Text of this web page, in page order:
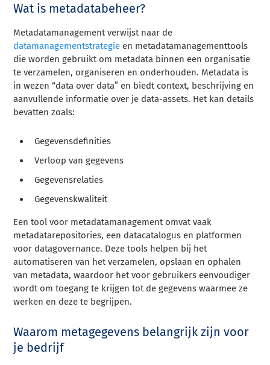
Wat is metadatabeheer?
Metadatamanagement verwijst naar de
datamanagementstrategie en metadatamanagementtools
die worden gebruikt om metadata binnen een organisatie
te verzamelen, organiseren en onderhouden. Metadata is
in wezen “data over data” en biedt context, beschrijving en
aanvullende informatie over je data-assets. Het kan details
bevatten zoals:
Gegevensdefinities
Verloop van gegevens
Gegevensrelaties
Gegevenskwaliteit
Een tool voor metadatamanagement omvat vaak
metadatarepositories, een datacatalogus en platformen
voor datagovernance. Deze tools helpen bij het
automatiseren van het verzamelen, opslaan en ophalen
van metadata, waardoor het voor gebruikers eenvoudiger
wordt om toegang te krijgen tot de gegevens waarmee ze
werken en deze te begrijpen.
Waarom metagegevens belangrijk zijn voor
je bedrijf